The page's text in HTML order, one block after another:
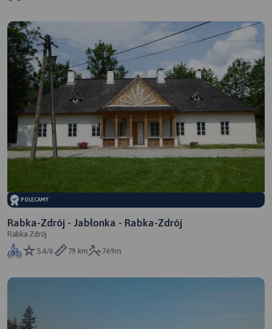
POLECAMY
Rabka-Zdrój - Jabłonka - Rabka-Zdrój
Rabka Zdrój
5.4/6
79 km 769m